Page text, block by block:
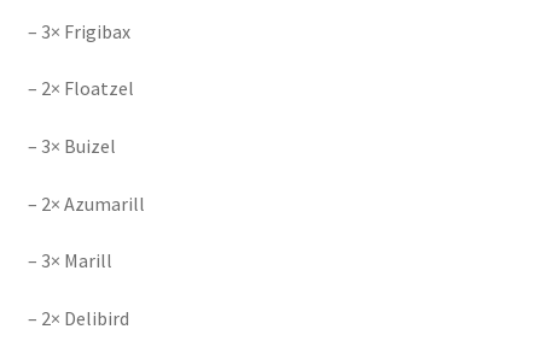
– 3× Frigibax
– 2× Floatzel
– 3× Buizel
– 2× Azumarill
– 3× Marill
– 2× Delibird